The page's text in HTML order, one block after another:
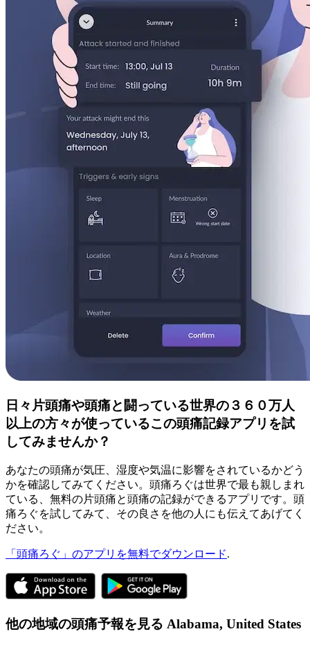
日々片頭痛や頭痛と闘っている世界の３６０万人
以上の方々が使っているこの頭痛記録アプリを試
してみませんか？
あなたの頭痛が気圧、湿度や気温に影響をされているかどう
かを確認してみてください。頭痛ろぐは世界で最も親しまれ
ている、無料の片頭痛と頭痛の記録ができるアプリです。頭
痛ろぐを試してみて、その良さを他の人にも伝えてあげてく
ださい。
「頭痛ろぐ」のアプリを無料でダウンロード.
他の地域の頭痛予報を見る Alabama, United States